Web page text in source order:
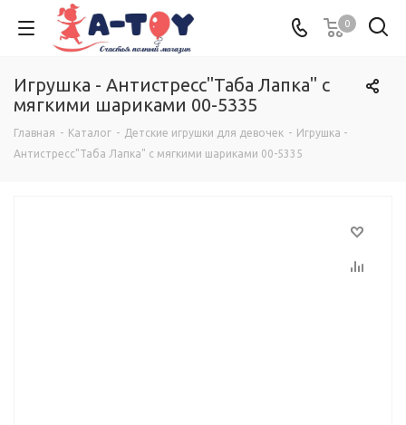
0
Игрушка - Антистресс"Таба Лапка" с
мягкими шариками 00-5335
Главная - Каталог - Детские игрушки для девочек - Игрушка -
Антистресс"Таба Лапка" с мягкими шариками 00-5335